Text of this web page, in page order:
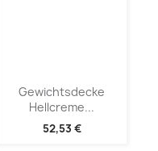
Gewichtsdecke
Hellcreme...
52,53 €